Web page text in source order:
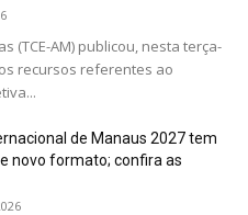
(TCE-AM) publicou, nesta terça-
recursos referentes ao
de Manaus 2027 tem
novo formato; confira as